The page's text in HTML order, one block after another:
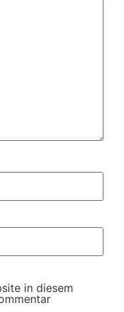
in diesem